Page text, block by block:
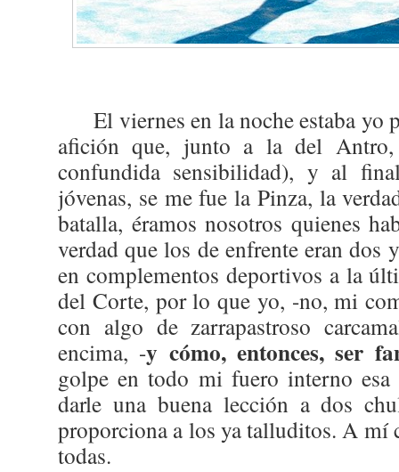
El viernes en la noche estaba yo
afición que, junto a la del
confundida sensibilidad), y al
jóvenas, se me fue la Pinza, la
batalla, éramos nosotros quienes
verdad que los de enfrente eran dos
en complementos deportivos a la
del Corte, por lo que yo, -no, mi
con algo de zarrapastroso
encima, -y cómo, entonces, ser
golpe en todo mi fuero interno esa
darle una buena lección a dos
proporciona a los ya talluditos. A mí
todas.